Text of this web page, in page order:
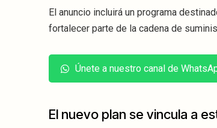
El anuncio incluirá un programa
fortalecer parte de la cadena de
Únete a nuestro canal de
El nuevo plan se vincula a